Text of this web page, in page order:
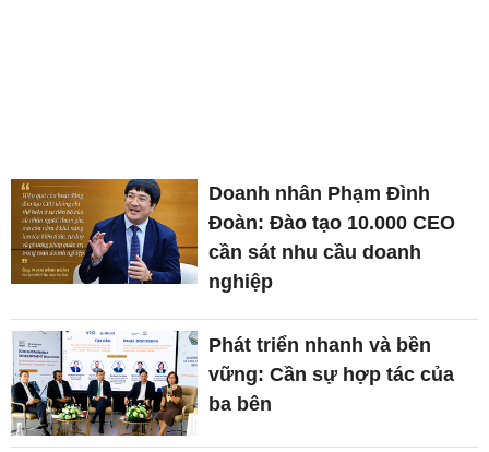
Doanh nhân Phạm Đình
Đoàn: Đào tạo 10.000 CEO
cần sát nhu cầu doanh
nghiệp
Phát triển nhanh và bền
vững: Cần sự hợp tác của
ba bên